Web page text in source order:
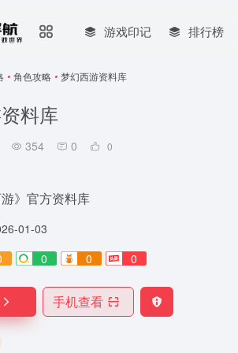
游戏印记 排行榜
• 角色攻略 • 梦幻西游资料库
料库
354 0 0
》官方资料库
01-03
0 0 0
手机查看